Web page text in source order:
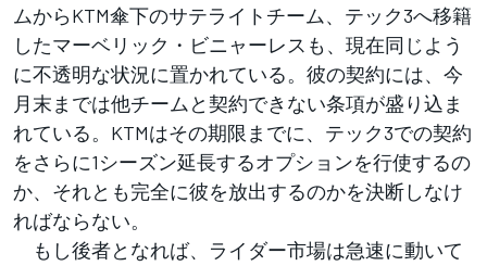
ムからKTM傘下のサテライトチーム、テック3へ移籍
したマーベリック・ビニャーレスも、現在同じよう
に不透明な状況に置かれている。彼の契約には、今
月末までは他チームと契約できない条項が盛り込ま
れている。KTMはその期限までに、テック3での契約
をさらに1シーズン延長するオプションを行使するの
か、それとも完全に彼を放出するのかを決断しなけ
ればならない。
もし後者となれば、ライダー市場は急速に動いて